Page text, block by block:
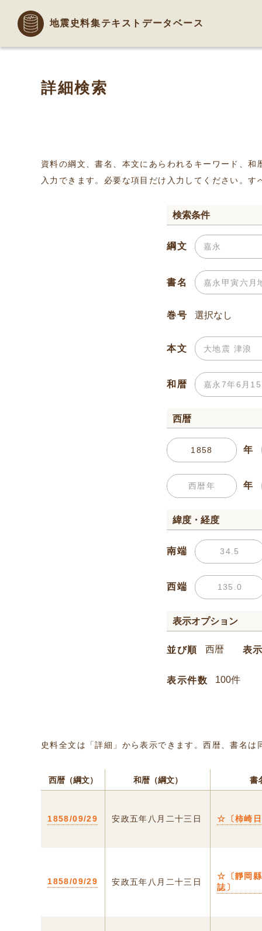
地震史料集テキストデータベース
詳細検索
資料の綱文、書名、本文にあらわれるキーワード、
入力できます。必要な項目だけ入力してください。
検索条件
綱文
書名
巻号
本文
和暦
西暦
年
年
緯度・経度
南端
西端
表示オプション
並び順 表
表示件数
史料全文は「詳細」から表示できます。西暦、書名
西暦（綱文） 和暦（綱文） 書
1858/09/29 安政五年八月二十三日 ☆〔柿崎
1858/09/29 安政五年八月二十三日
☆〔靜岡
誌〕